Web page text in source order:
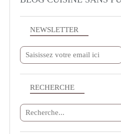
NEWSLETTER
RECHERCHE